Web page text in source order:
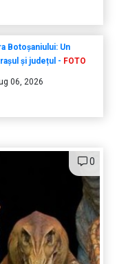
Botoșaniului: Un
și județul - FOTO
06, 2026
0